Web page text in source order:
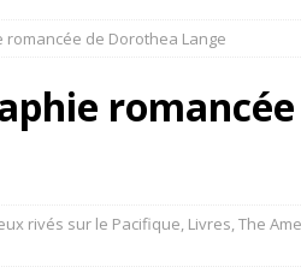
de Dorothea Lange
rivés sur le Pacifique, Livres,The